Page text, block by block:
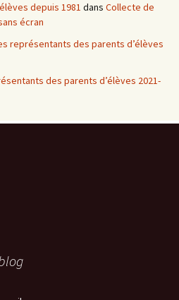
depuis 1981 dans Collecte de
écran
représentants des parents d’élèves
des parents d’élèves 2021-